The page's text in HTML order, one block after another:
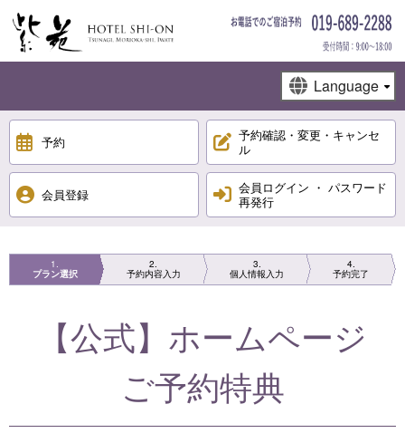
予約
予約確認・変更・キャンセ
ル
会員登録
会員ログイン ・ パスワード
再発行
1
プラン選択
2
予約内容入力
3
個人情報入力
4
予約完了
【公式】ホームページ
ご予約特典